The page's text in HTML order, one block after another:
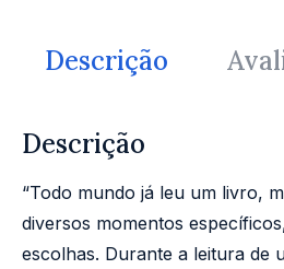
Descrição
Descrição
“Todo mundo já leu um livro,
diversos momentos
escolhas. Durante a leitura de